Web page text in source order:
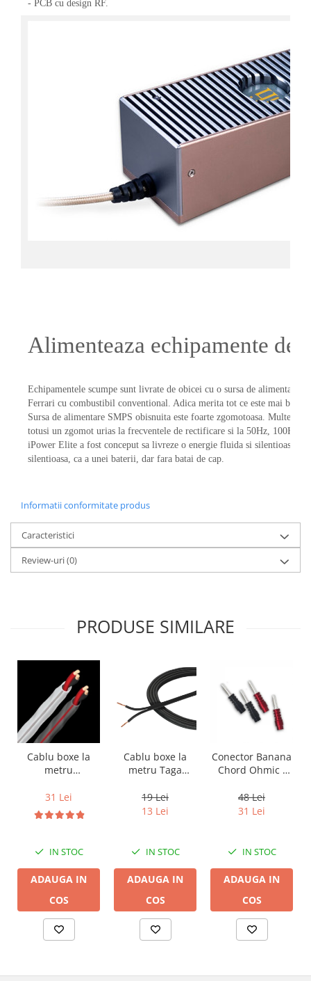
- PCB cu design RF.
Alimenteaza echipamente de
Echipamentele scumpe sunt livrate de obicei cu o sursa de alimentare
Ferrari cu combustibil conventional. Adica merita tot ce este mai bun,
Sursa de alimentare SMPS obisnuita este foarte zgomotoasa. Multe
totusi un zgomot urias la frecventele de rectificare si la 50Hz, 100Hz,
iPower Elite a fost conceput sa livreze o energie fluida si silentioasa.
silentioasa, ca a unei baterii, dar fara batai de cap.
Informatii conformitate produs
Caracteristici
Review-uri(0)
PRODUSE SIMILARE
Cablu boxe la
metru
DB 16/2,
conductor cupru
LGC
31 Lei
IN STOC
ADAUGA IN
COS
Cablu boxe la
metru Taga
14B, 2 x 2mm
19 Lei
13 Lei
IN STOC
ADAUGA IN
COS
Conector Banana
Chord Ohmic -
48 Lei
31 Lei
IN STOC
ADAUGA IN
COS